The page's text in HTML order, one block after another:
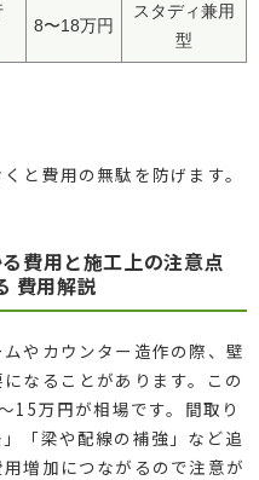
8〜18万円
スタディ兼用
型
と費用の無駄を防げます。
費用と施工上の注意点
費用解説
やカウンター造作の際、壁
なることがあります。この
15万円が相場です。間取り
「梁や配線の補強」など追
増加につながるので注意が